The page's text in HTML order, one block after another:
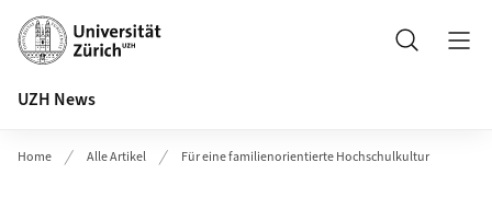
Header
Suche
UZH News
Home Alle Artikel Für eine familienorientierte Hochschulkultur